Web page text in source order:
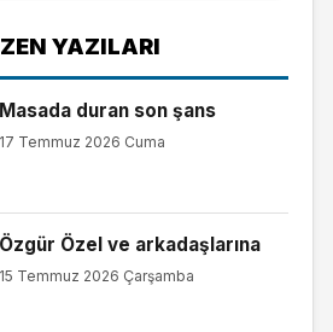
YAZILARI
Masada duran son şans
17 Temmuz 2026 Cuma
Özgür Özel ve arkadaşlarına
15 Temmuz 2026 Çarşamba